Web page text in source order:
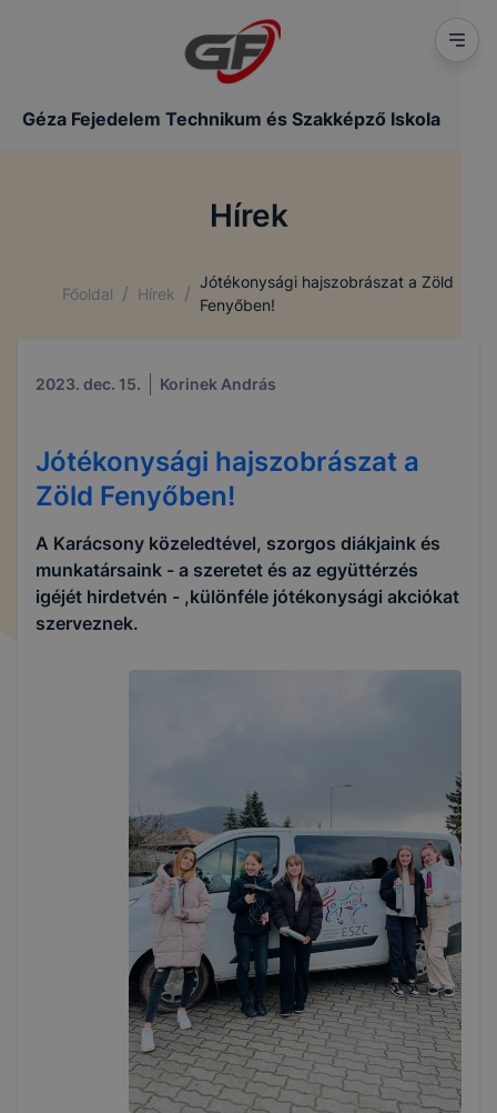
Géza Fejedelem Technikum és Szakképző Iskola
Hírek
Főoldal / Hírek /
Jótékonysági hajszobrászat a Zöld
Fenyőben!
2023. dec. 15. Korinek András
Jótékonysági hajszobrászat a
Zöld Fenyőben!
A Karácsony közeledtével, szorgos diákjaink és
munkatársaink - a szeretet és az együttérzés
igéjét hirdetvén - ,különféle jótékonysági akciókat
szerveznek.